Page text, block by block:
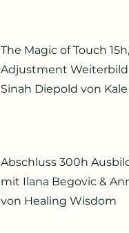
The Magic of Touch
Adjustment
Sinah Diepold von Kale
Abschluss 300h
mit Ilana Begovic &
von Healing Wisdom